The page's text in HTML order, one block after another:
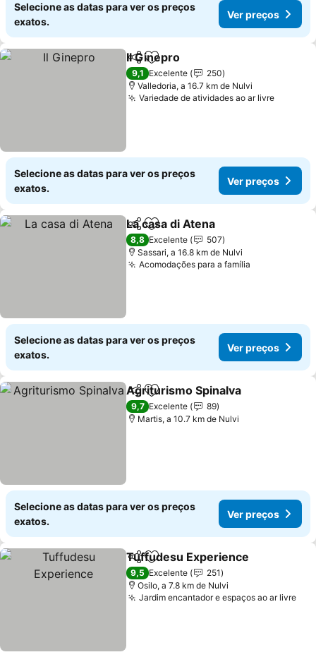
Selecione as datas para ver os preços
exatos.
Ver preços
PartilharAdicionar aos favoritos
Il Ginepro
9,1 Excelente
250
Valledoria, a 16.7 km de Nulvi
Variedade de atividades ao ar livre
Selecione as datas para ver os preços
exatos.
Ver preços
PartilharAdicionar aos favoritos
La casa di Atena
8,8 Excelente
507
Sassari, a 16.8 km de Nulvi
Acomodações para a família
Selecione as datas para ver os preços
exatos.
Ver preços
PartilharAdicionar aos favoritos
Agriturismo Spinalva
9,7 Excelente
89
Martis, a 10.7 km de Nulvi
Selecione as datas para ver os preços
exatos.
Ver preços
PartilharAdicionar aos favoritos
Tuffudesu Experience
9,5 Excelente
251
Osilo, a 7.8 km de Nulvi
Jardim encantador e espaços ao ar livre